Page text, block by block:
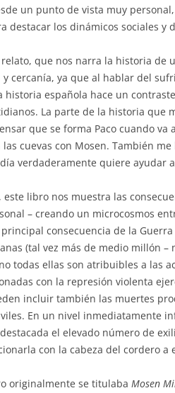
un punto de vista muy
destacar los dinámicos sociales y
que nos narra la historia de
cercanía, ya que al hablar del
historia española hace un
La parte de la historia que
que se forma Paco cuando
cuevas con Mosen. También
verdaderamente quiere ayudar
este libro nos muestra las
– creando un microcosmos
principal consecuencia de la
(tal vez más de medio millón
todas ellas son atribuibles a las
con la represión violenta
incluir también las muertes
En un nivel inmediatamente
el elevado número de
con la cabeza del cordero a
originalmente se titulaba Mosen